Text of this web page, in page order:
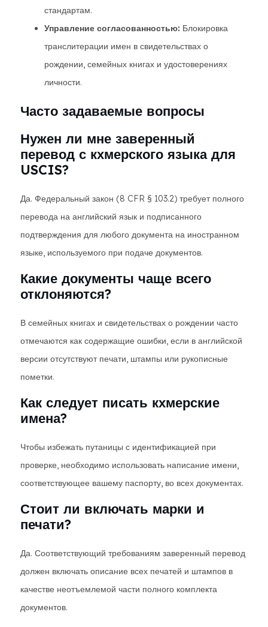
стандартам.
Управление согласованностью: Блокировка
транслитерации имен в свидетельствах о
рождении, семейных книгах и удостоверениях
личности.
Часто задаваемые вопросы
Нужен ли мне заверенный
перевод с кхмерского языка для
USCIS?
Да. Федеральный закон (8 CFR § 103.2) требует полного
перевода на английский язык и подписанного
подтверждения для любого документа на иностранном
языке, используемого при подаче документов.
Какие документы чаще всего
отклоняются?
В семейных книгах и свидетельствах о рождении часто
отмечаются как содержащие ошибки, если в английской
версии отсутствуют печати, штампы или рукописные
пометки.
Как следует писать кхмерские
имена?
Чтобы избежать путаницы с идентификацией при
проверке, необходимо использовать написание имени,
соответствующее вашему паспорту, во всех документах.
Стоит ли включать марки и
печати?
Да. Соответствующий требованиям заверенный перевод
должен включать описание всех печатей и штампов в
качестве неотъемлемой части полного комплекта
документов.